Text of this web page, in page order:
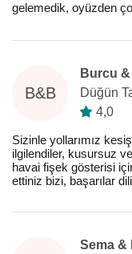
gelemedik, oyüzden
B&B
Burcu
Düğün
4,0
Sizinle yollarımız
ilgilendiler, kusursuz
havai fişek gösterisi
ettiniz bizi, başarılar
Sema &